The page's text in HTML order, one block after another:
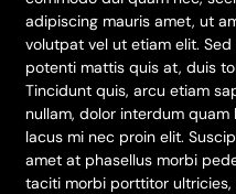
adipiscing mauris amet, ut
volutpat vel ut etiam elit.
potenti mattis quis at, duis
Tincidunt quis, arcu etiam
nullam, dolor interdum
lacus mi nec proin elit.
amet at phasellus morbi
taciti morbi porttitor